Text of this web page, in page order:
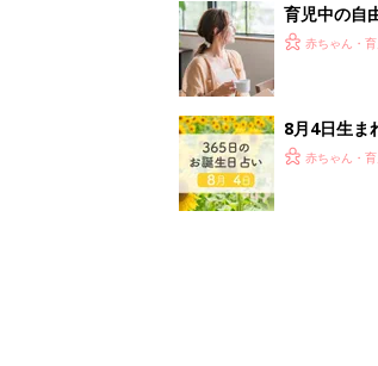
育児中の自
赤ちゃん・
8月4日生ま
赤ちゃん・